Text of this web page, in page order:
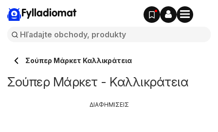
Fylladiomat
Σούπερ Μάρκετ Καλλικράτεια
Σούπερ Μάρκετ - Καλλικράτεια
ΔΙΑΦΗΜΙΣΕΙΣ